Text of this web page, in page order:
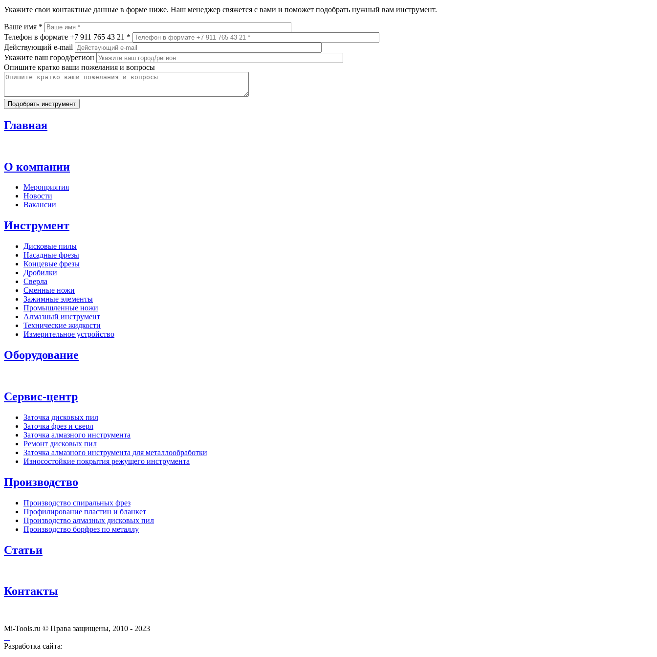
Укажите свои контактные данные в форме ниже. Наш менеджер свяжется с вами и поможет подобрать нужный вам инструмент.
Ваше имя *
Телефон в формате +7 911 765 43 21 *
Действующий e-mail
Укажите ваш город/регион
Опишите кратко ваши пожелания и вопросы
Главная
О компании
Мероприятия
Новости
Вакансии
Инструмент
Дисковые пилы
Насадные фрезы
Концевые фрезы
Дробилки
Сверла
Сменные ножи
Зажимные элементы
Промышленные ножи
Алмазный инструмент
Технические жидкости
Измерительное устройство
Оборудование
Сервис-центр
Заточка дисковых пил
Заточка фрез и сверл
Заточка алмазного инструмента
Ремонт дисковых пил
Заточка алмазного инструмента для металлообработки
Износостойкие покрытия режущего инструмента
Производство
Производство спиральных фрез
Профилирование пластин и бланкет
Производство алмазных дисковых пил
Производство борфрез по металлу
Статьи
Контакты
Mi-Tools.ru © Права защищены, 2010 - 2023
Разработка сайта: